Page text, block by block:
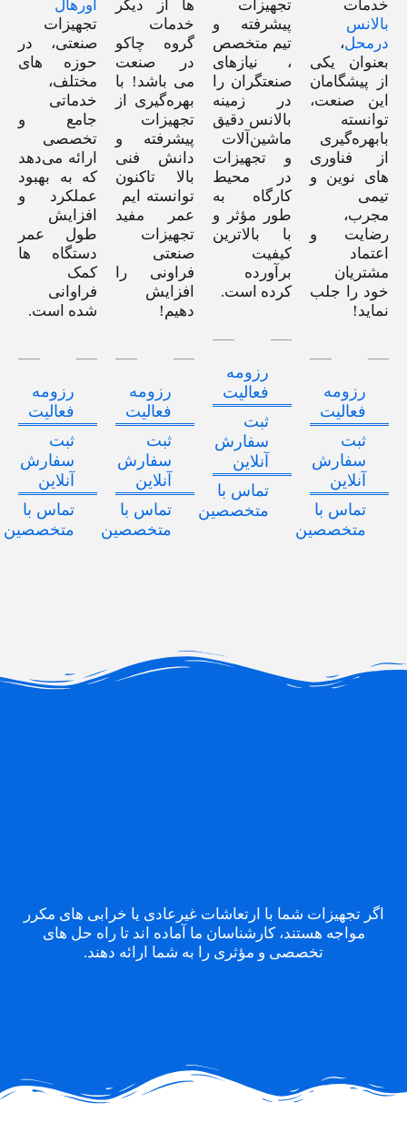
خدمات
بالانس
درمحل،
بعنوان یکی
از پیشگامان
این صنعت،
توانسته
بابهره‌گیری
از فناوری
های نوین و
تیمی
مجرب،
رضایت و
اعتماد
مشتریان
خود را جلب
نماید!
رزومه
فعالیت
ثبت
سفارش
آنلاین
تماس با
متخصصین
تجهیزات
پیشرفته و
تیم متخصص
، نیازهای
صنعتگران را
در زمینه
بالانس دقیق
ماشین‌آلات
و تجهیزات
در محیط
کارگاه به
طور مؤثر و
با بالاترین
کیفیت
برآورده
کرده است.
رزومه
فعالیت
ثبت
سفارش
آنلاین
تماس با
متخصصین
ها از دیگر
خدمات
گروه چاکو
در صنعت
می باشد! با
بهره‌گیری از
تجهیزات
پیشرفته و
دانش فنی
بالا تاکنون
توانسته ایم
عمر مفید
تجهیزات
صنعتی
فراونی را
افزایش
دهیم!
رزومه
فعالیت
ثبت
سفارش
آنلاین
تماس با
متخصصین
اورهال
تجهیزات
صنعتی، در
حوزه های
مختلف،
خدماتی
جامع و
تخصصی
ارائه می‌دهد
که به بهبود
عملکرد و
افزایش
طول عمر
دستگاه ها
کمک
فراوانی
شده است.
رزومه
فعالیت
ثبت
سفارش
آنلاین
تماس با
متخصصین
اگر تجهیزات شما با ارتعاشات غیرعادی یا خرابی های مکرر
مواجه هستند، کارشناسان ما آماده اند تا راه حل های
تخصصی و مؤثری را به شما ارائه دهند.